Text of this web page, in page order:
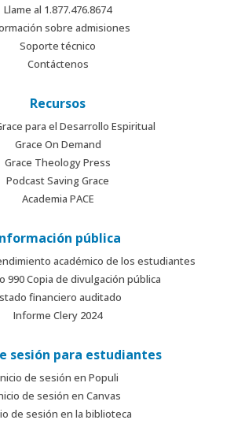
Llame al 1.877.476.8674
sobre admisiones
Soporte técnico
Contáctenos
Recursos
para el Desarrollo Espiritual
Grace On Demand
Grace Theology Press
Podcast Saving Grace
Academia PACE
pública
académico de los estudiantes
990 Copia de divulgación pública
financiero auditado
Informe Clery 2024
sesión para estudiantes
de sesión en Populi
de sesión en Canvas
de sesión en la biblioteca